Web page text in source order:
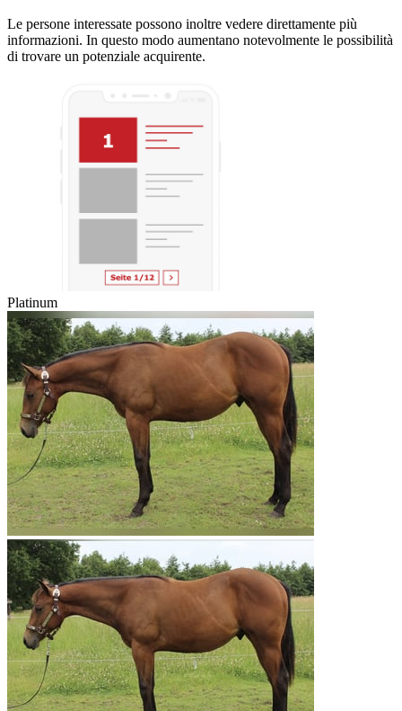
Le persone interessate possono inoltre vedere direttamente più
informazioni. In questo modo aumentano notevolmente le possibilità
di trovare un potenziale acquirente.
Platinum